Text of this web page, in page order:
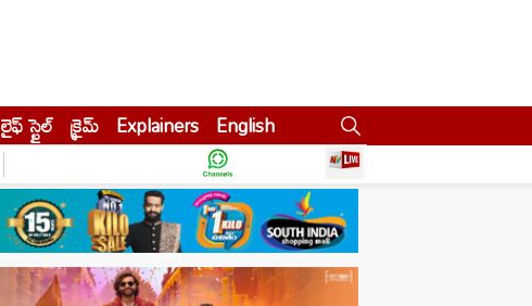
లైఫ్ స్టైల్ క్రైమ్ Explainers English